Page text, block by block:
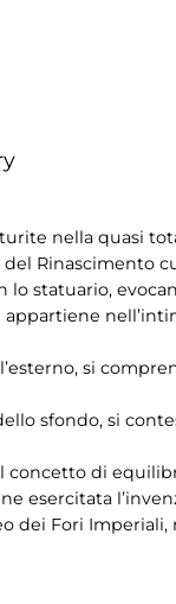
nella quasi
Rinascimento
lo statuario,
si
sfondo, si
concetto di
esercitata
dei Fori